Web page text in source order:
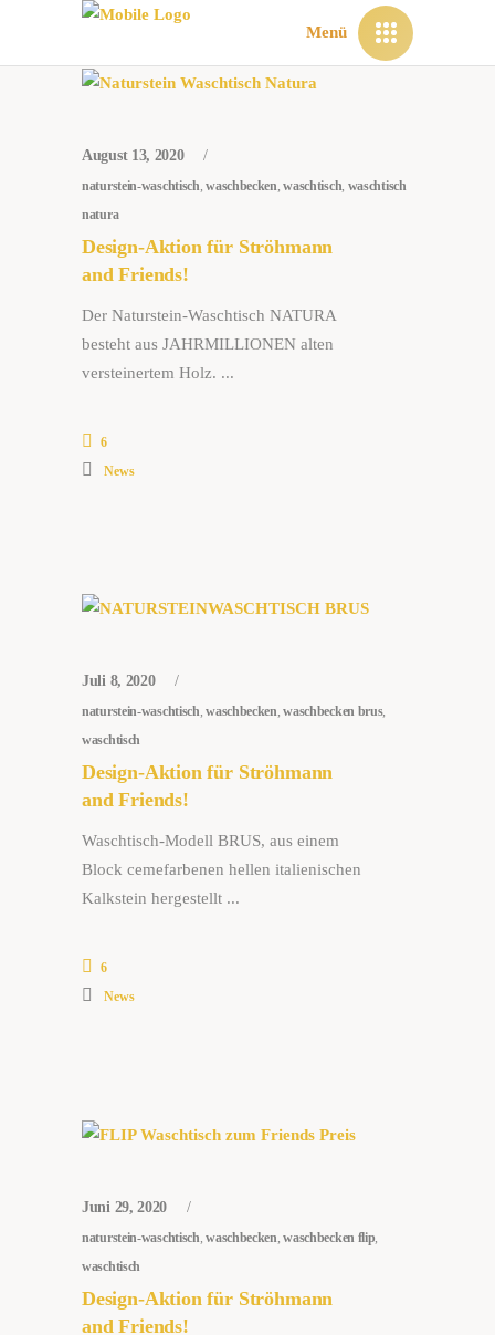
Menü
August 13, 2020
naturstein-waschtisch ,waschbecken ,waschtisch waschtisch
natura
Design-Aktion für Ströhmann
and Friends!
Der Naturstein-Waschtisch NATURA
besteht aus JAHRMILLIONEN alten
versteinertem Holz.
6
News
Juli 8, 2020
naturstein-waschtisch,waschbecken,waschbecken brus,
waschtisch
Design-Aktion für Ströhmann
and Friends!
Waschtisch-Modell BRUS, aus einem
Block cemefarbenen hellen italienischen
Kalkstein hergestellt
6
News
Juni 29, 2020
naturstein-waschtisch ,waschbecken ,waschbecken flip
waschtisch
Design-Aktion für Ströhmann
and Friends!